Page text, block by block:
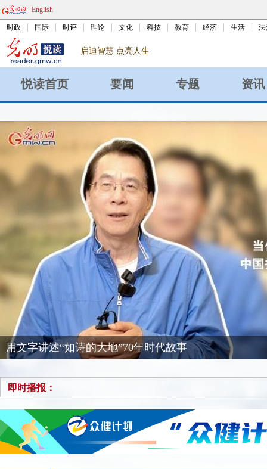
English
时政 国际 时评 理论 文化 科技 教育 经济 生活
启迪智慧 点亮人生
悦读首页 要闻 专题 资讯
不止于书 不止于展——第16届江苏书展观察
即时播报：